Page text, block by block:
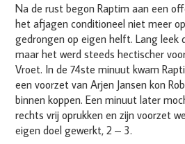
Na de rust begon Raptim aan een
het afjagen conditioneel niet meer
gedrongen op eigen helft. Lang leek
maar het werd steeds hectischer
Vroet. In de 74ste minuut kwam
een voorzet van Arjen Jansen kon
binnen koppen. Een minuut later
rechts vrij oprukken en zijn voorzet
eigen doel gewerkt, 2 – 3.